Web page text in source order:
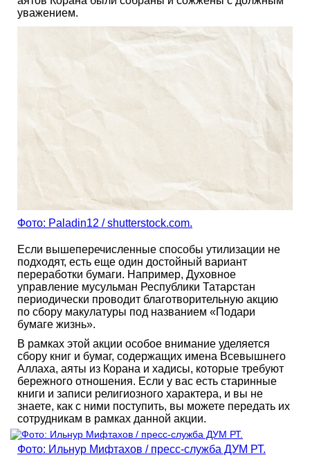
уважением.
Фото: Paladin12 / shutterstock.com.
Если вышеперечисленные способы утилизации не
подходят, есть еще один достойный вариант
переработки бумаги. Например, Духовное
управление мусульман Республики Татарстан
периодически проводит благотворительную акцию
по сбору макулатуры под названием «Подари
бумаге жизнь».
В рамках этой акции особое внимание уделяется
сбору книг и бумаг, содержащих имена Всевышнего
Аллаха, аяты из Корана и хадисы, которые требуют
бережного отношения. Если у вас есть старинные
книги и записи религиозного характера, и вы не
знаете, как с ними поступить, вы можете передать их
сотрудникам в рамках данной акции.
Фото: Ильнур Мифтахов / пресс-служба ДУМ РТ.